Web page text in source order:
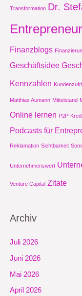
Transformation Dr.
Entrepreneur
Finanzblogs
Geschäftsidee
Kennzahlen
Matthias Aumann Mittelstand
Online lernen P2P-
Podcasts für
Reklamation Sichtbarkeit
Unternehmenswert
Venture Capital Zitate
Archiv
Juli 2026
Juni 2026
Mai 2026
April 2026